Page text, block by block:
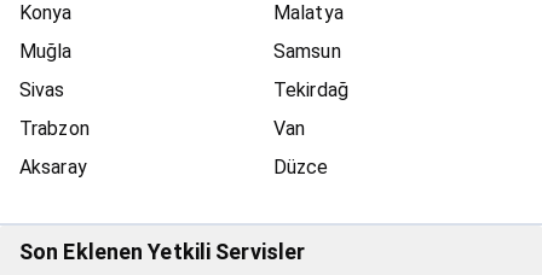
Konya
Malatya
Muğla
Samsun
Sivas
Tekirdağ
Trabzon
Van
Aksaray
Düzce
Son Eklenen Yetkili Servisler